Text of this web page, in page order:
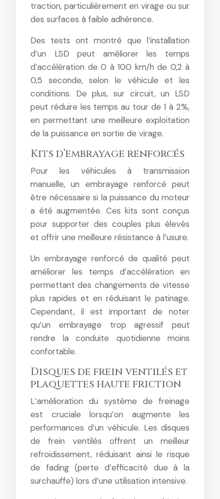
traction, particulièrement en virage ou sur
des surfaces à faible adhérence.
Des tests ont montré que l’installation
d’un LSD peut améliorer les temps
d’accélération de 0 à 100 km/h de 0,2 à
0,5 seconde, selon le véhicule et les
conditions. De plus, sur circuit, un LSD
peut réduire les temps au tour de 1 à 2%,
en permettant une meilleure exploitation
de la puissance en sortie de virage.
Kits d’embrayage renforcés
Pour les véhicules à transmission
manuelle, un embrayage renforcé peut
être nécessaire si la puissance du moteur
a été augmentée. Ces kits sont conçus
pour supporter des couples plus élevés
et offrir une meilleure résistance à l’usure.
Un embrayage renforcé de qualité peut
améliorer les temps d’accélération en
permettant des changements de vitesse
plus rapides et en réduisant le patinage.
Cependant, il est important de noter
qu’un embrayage trop agressif peut
rendre la conduite quotidienne moins
confortable.
Disques de frein ventilés et
plaquettes haute friction
L’amélioration du système de freinage
est cruciale lorsqu’on augmente les
performances d’un véhicule. Les disques
de frein ventilés offrent un meilleur
refroidissement, réduisant ainsi le risque
de fading (perte d’efficacité due à la
surchauffe) lors d’une utilisation intensive.